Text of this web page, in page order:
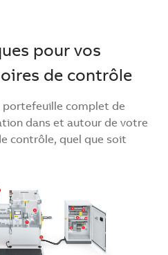
pour vos
de contrôle
portefeuille complet de
dans et autour de votre
contrôle, quel que soit